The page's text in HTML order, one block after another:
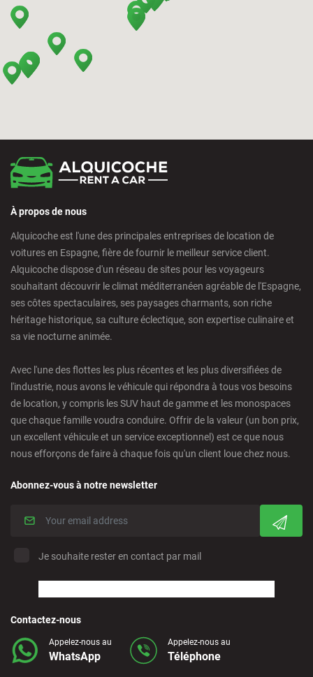
Bilbao - Barakaldo
Bilbao - Airport
Calpe - Downtown
Castelldefels - City
Castellon - Train Station
Castro Urdiales - City
Ciudad Real - Downtown
Cordoba - Downtown
Corralejo - Fuerteventura
Crevillente - City
Fuerteventura - Airport
Granada - Downtown
À propos de nous
Alquicoche est l'une des principales entreprises de location de
voitures en Espagne, fière de fournir le meilleur service client.
Alquicoche dispose d'un réseau de sites pour les voyageurs
souhaitant découvrir le climat méditerranéen agréable de l'Espagne,
ses côtes spectaculaires, ses paysages charmants, son riche
héritage historique, sa culture éclectique, son expertise culinaire et
sa vie nocturne animée.
Avec l'une des flottes les plus récentes et les plus diversifiées de
l'industrie, nous avons le véhicule qui répondra à tous vos besoins
de location, y compris les SUV haut de gamme et les monospaces
que chaque famille voudra conduire. Offrir de la valeur (un bon prix,
un excellent véhicule et un service exceptionnel) est ce que nous
nous efforçons de faire à chaque fois qu'un client loue chez nous.
Abonnez-vous à notre newsletter
Je souhaite rester en contact par mail
Contactez-nous
Appelez-nous au
WhatsApp
Appelez-nous au
Téléphone